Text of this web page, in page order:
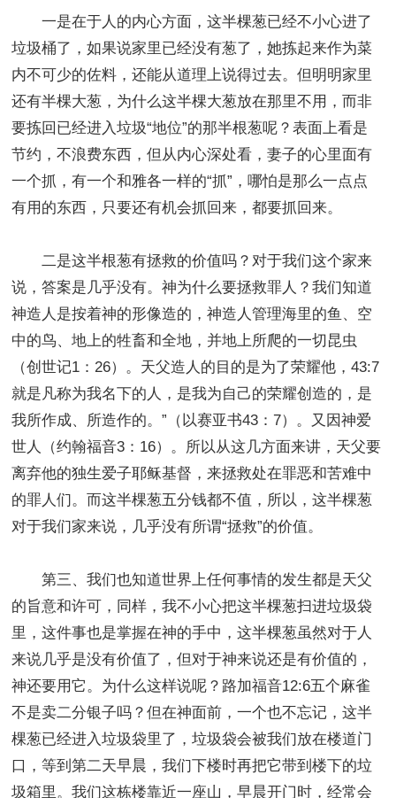
一是在于人的内心方面，这半棵葱已经不小心进了
垃圾桶了，如果说家里已经没有葱了，她拣起来作为菜
内不可少的佐料，还能从道理上说得过去。但明明家里
还有半棵大葱，为什么这半棵大葱放在那里不用，而非
要拣回已经进入垃圾“地位”的那半根葱呢？表面上看是
节约，不浪费东西，但从内心深处看，妻子的心里面有
一个抓，有一个和雅各一样的“抓”，哪怕是那么一点点
有用的东西，只要还有机会抓回来，都要抓回来。
二是这半根葱有拯救的价值吗？对于我们这个家来
说，答案是几乎没有。神为什么要拯救罪人？我们知道
神造人是按着神的形像造的，神造人管理海里的鱼、空
中的鸟、地上的牲畜和全地，并地上所爬的一切昆虫
（创世记1：26）。天父造人的目的是为了荣耀他，43:7
就是凡称为我名下的人，是我为自己的荣耀创造的，是
我所作成、所造作的。”（以赛亚书43：7）。又因神爱
世人（约翰福音3：16）。所以从这几方面来讲，天父要
离弃他的独生爱子耶稣基督，来拯救处在罪恶和苦难中
的罪人们。而这半棵葱五分钱都不值，所以，这半棵葱
对于我们家来说，几乎没有所谓“拯救”的价值。
第三、我们也知道世界上任何事情的发生都是天父
的旨意和许可，同样，我不小心把这半棵葱扫进垃圾袋
里，这件事也是掌握在神的手中，这半棵葱虽然对于人
来说几乎是没有价值了，但对于神来说还是有价值的，
神还要用它。为什么这样说呢？路加福音12:6五个麻雀
不是卖二分银子吗？但在神面前，一个也不忘记，这半
棵葱已经进入垃圾袋里了，垃圾袋会被我们放在楼道门
口，等到第二天早晨，我们下楼时再把它带到楼下的垃
圾箱里。我们这栋楼靠近一座山，早晨开门时，经常会